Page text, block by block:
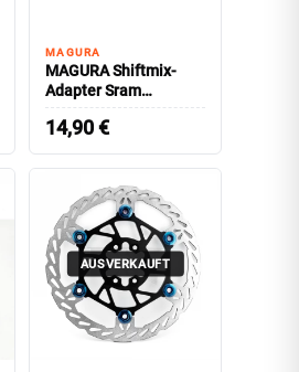
MAGURA
MAGURA Shiftmix-
Adapter Sram
Matchmaker GUSTAV
PRO
14,90€
AUSVERKAUFT